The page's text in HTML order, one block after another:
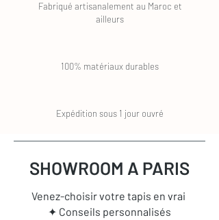
Fabriqué artisanalement au Maroc et
ailleurs
100% matériaux durables
Expédition sous 1 jour ouvré
SHOWROOM A PARIS
Venez-choisir votre tapis en vrai
✦ Conseils personnalisés